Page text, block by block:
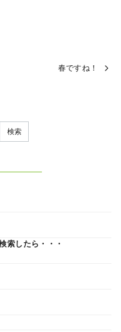
春ですね！
検索
したら・・・